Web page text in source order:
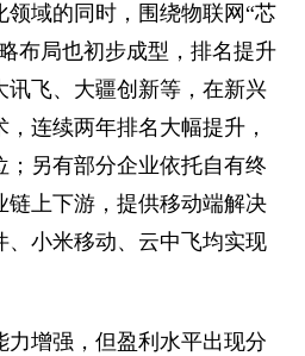
域的同时，围绕物联网“芯
布局也初步成型，排名提升
讯飞、大疆创新等，在新兴
连续两年排名大幅提升，
；另有部分企业依托自有终
链上下游，提供移动端解决
、小米移动、云中飞均实现
力增强，但盈利水平出现分